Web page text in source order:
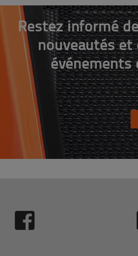
Restez informé
nouveautés
événements